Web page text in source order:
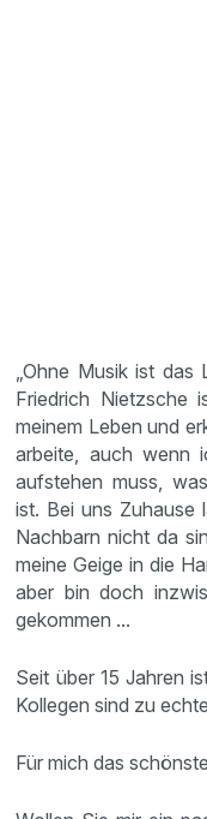
„Ohne Musik ist
Friedrich Nietzsche
meinem Leben und
arbeite, auch wenn
aufstehen muss,
ist. Bei uns Zuhause
Nachbarn nicht da
meine Geige in die
aber bin doch
gekommen ...
Seit über 15 Jahren
Kollegen sind zu
Für mich das